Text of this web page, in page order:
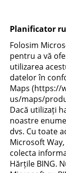
Planificator
Folosim
pentru a vă
utilizarea
datelor în
Maps (https://
us/maps/
Dacă utilizați
noastre
dvs. Cu toate
Microsoft
colecta
Hărțile BING.